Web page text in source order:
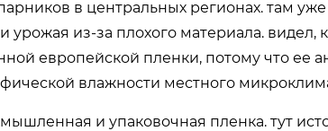
в центральных регионах. там
из-за плохого материала. видел,
европейской пленки, потому что ее
влажности местного
и упаковочная пленка. тут